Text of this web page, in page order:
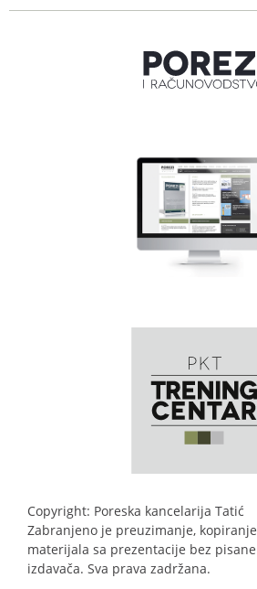
Copyright: Poreska kancelarija Tatić
Zabranjeno je preuzimanje,
materijala sa prezentacije bez
izdavača. Sva prava zadržana.